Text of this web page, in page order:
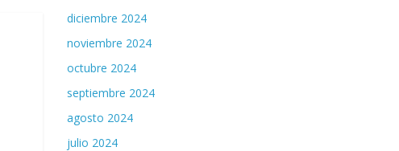
diciembre 2024
noviembre 2024
octubre 2024
septiembre 2024
agosto 2024
julio 2024